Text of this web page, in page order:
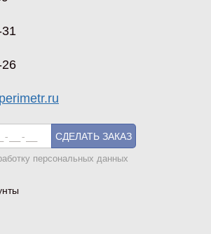
СДЕЛАТЬ ЗАКАЗ
персональных данных